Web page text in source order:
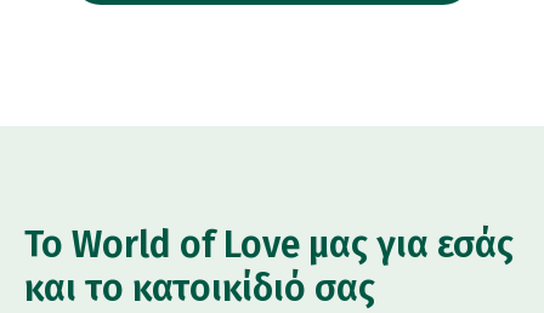
Το World of Love μας για εσάς
και το κατοικίδιό σας